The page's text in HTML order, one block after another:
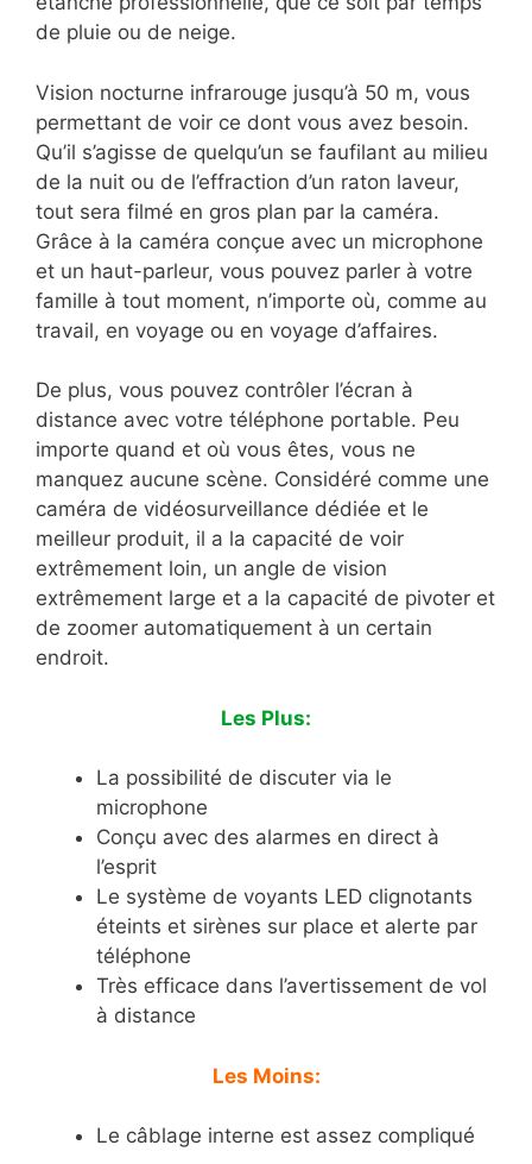
de pluie ou de neige.
Vision nocturne infrarouge jusqu’à 50 m, vous
permettant de voir ce dont vous avez besoin.
Qu’il s’agisse de quelqu’un se faufilant au milieu
de la nuit ou de l’effraction d’un raton laveur,
tout sera filmé en gros plan par la caméra.
Grâce à la caméra conçue avec un microphone
et un haut-parleur, vous pouvez parler à votre
famille à tout moment, n’importe où, comme au
travail, en voyage ou en voyage d’affaires.
De plus, vous pouvez contrôler l’écran à
distance avec votre téléphone portable. Peu
importe quand et où vous êtes, vous ne
manquez aucune scène. Considéré comme une
caméra de vidéosurveillance dédiée et le
meilleur produit, il a la capacité de voir
extrêmement loin, un angle de vision
extrêmement large et a la capacité de pivoter et
de zoomer automatiquement à un certain
endroit.
Les Plus:
La possibilité de discuter via le
microphone
Conçu avec des alarmes en direct à
l’esprit
Le système de voyants LED clignotants
éteints et sirènes sur place et alerte par
téléphone
Très efficace dans l’avertissement de vol
à distance
Les Moins:
Le câblage interne est assez compliqué